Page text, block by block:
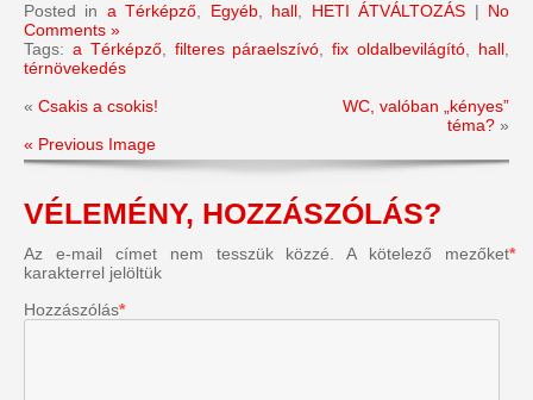
Posted in a Térképző, Egyéb, hall, HETI ÁTVÁLTOZÁS | No
Comments »
Tags: a Térképző, filteres páraelszívó,fix oldalbevilágító, hall,
térnövekedés
« Csakis a csokis!
WC, valóban „kényes”
téma? »
« Previous Image
VÉLEMÉNY, HOZZÁSZÓLÁS?
Az e-mail címet nem tesszük közzé. A kötelező mezőket*
karakterrel jelöltük
Hozzászólás*